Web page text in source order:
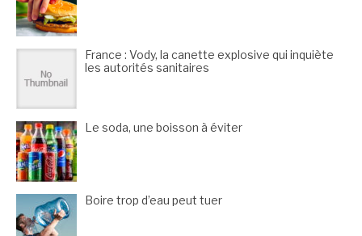
France : Vody, la canette explosive qui inquiète
les autorités sanitaires
Le soda, une boisson à éviter
Boire trop d’eau peut tuer